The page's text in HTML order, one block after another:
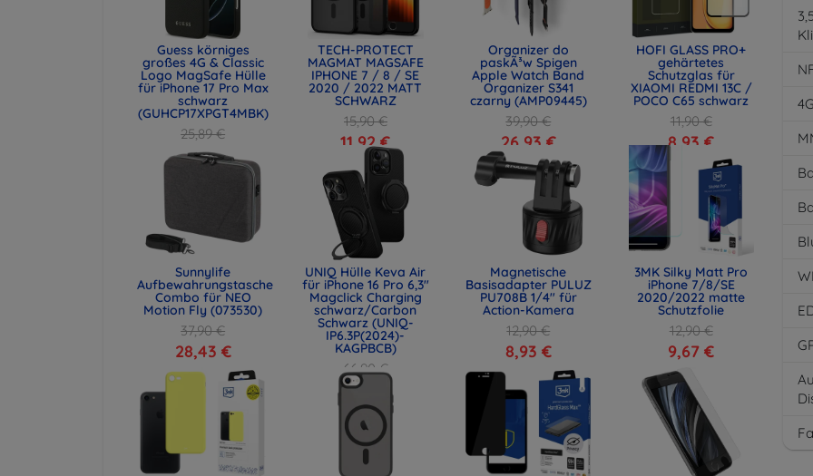
Guess körniges
großes 4G & Classic
Logo MagSafe Hülle
für iPhone 17 Pro Max
schwarz
(GUHCP17XPGT4MBK)
25,89 €
19,42 €
TECH-PROTECT
MAGMAT MAGSAFE
IPHONE 7 / 8 / SE
2020 / 2022 MATT
SCHWARZ
15,90 €
11,92 €
Sunnylife
Aufbewahrungstasche
Combo für NEO
Motion Fly (073530)
37,90 €
28,43 €
UNIQ Hülle Keva Air
für iPhone 16 Pro 6,3"
Magclick Charging
schwarz/Carbon
Schwarz (UNIQ-
IP6.3P(2024)-
KAGPBCB)
66,90 €
50,18 €
Organizer do
paskÃ³w Spigen
Apple Watch Band
Organizer S341
czarny (AMP09445)
39,90 €
26,93 €
HOFI GLASS PRO+
gehärtetes
Schutzglas für
XIAOMI REDMI 13C /
POCO C65 schwarz
11,90 €
8,93 €
Magnetische
Basisadapter PULUZ
PU708B 1/4" für
Action-Kamera
12,90 €
8,93 €
3MK Silky Matt Pro
iPhone 7/8/SE
2020/2022 matte
Schutzfolie
12,90 €
9,67 €